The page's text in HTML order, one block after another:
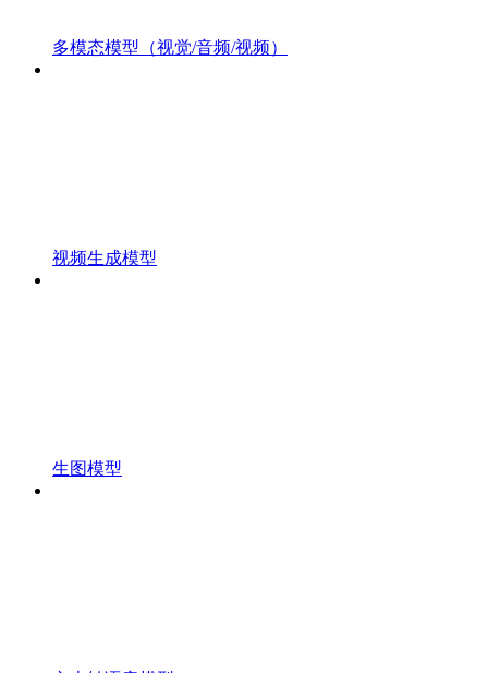
多模态模型（视觉/音频/视频）
视频生成模型
生图模型